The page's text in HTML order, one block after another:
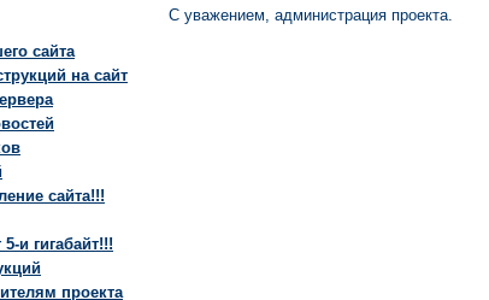
С уважением, администрация проекта.
сайта
на сайт
сайта!!!
и гигабайт!!!
проекта